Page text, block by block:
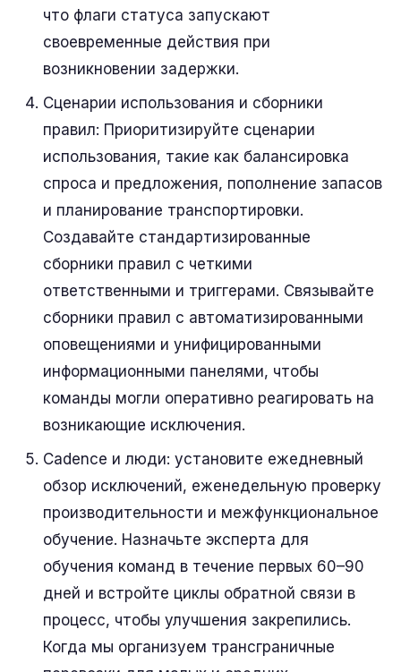
что флаги статуса запускают
своевременные действия при
возникновении задержки.
Сценарии использования и сборники
правил: Приоритизируйте сценарии
использования, такие как балансировка
спроса и предложения, пополнение запасов
и планирование транспортировки.
Создавайте стандартизированные
сборники правил с четкими
ответственными и триггерами. Связывайте
сборники правил с автоматизированными
оповещениями и унифицированными
информационными панелями, чтобы
команды могли оперативно реагировать на
возникающие исключения.
Cadence и люди: установите ежедневный
обзор исключений, еженедельную проверку
производительности и межфункциональное
обучение. Назначьте эксперта для
обучения команд в течение первых 60–90
дней и встройте циклы обратной связи в
процесс, чтобы улучшения закрепились.
Когда мы организуем трансграничные